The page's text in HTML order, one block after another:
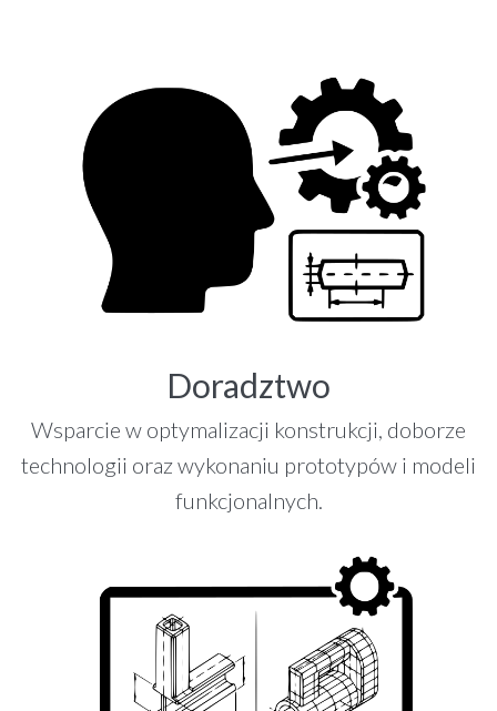
Doradztwo
Wsparcie w optymalizacji konstrukcji, doborze
technologii oraz wykonaniu prototypów i modeli
funkcjonalnych.